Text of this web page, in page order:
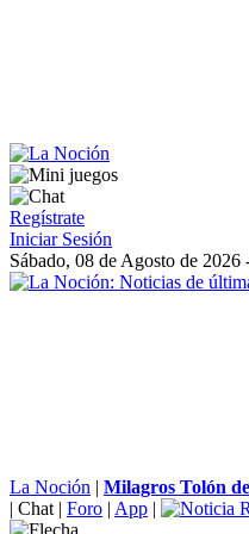
Regístrate
Iniciar Sesión
Sábado, 08 de Agosto de 2026
La Noción | Milagros Tolón
| Chat | Foro | App |